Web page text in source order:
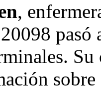
,
sobre